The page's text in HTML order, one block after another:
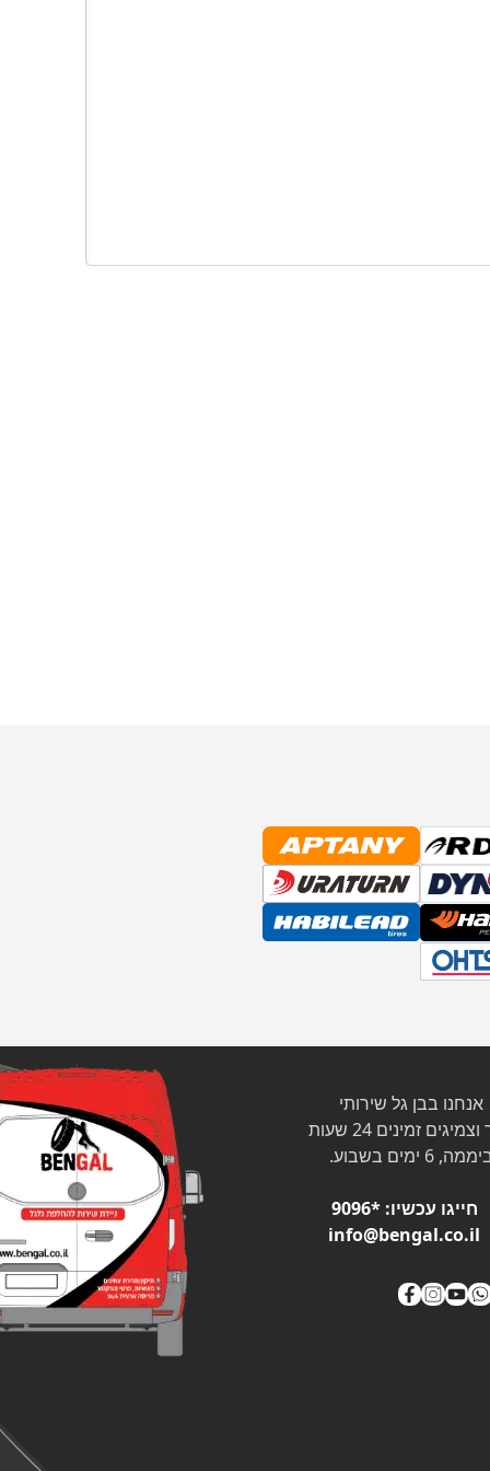
אנחנו בבן גל שירותי
זמינים 24 שעות
6 ימים בשבוע.
חייגו עכשיו:*9096
info@bengal.co.il